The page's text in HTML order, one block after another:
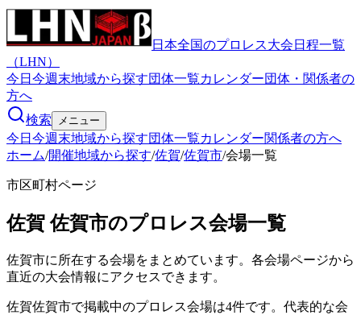
日本全国のプロレス大会日程一覧
（LHN）
今日 今週末地域から探す団体一覧カレンダー団体・関係者の
方へ
検索
メニュー
今日 今週末地域から探す団体一覧カレンダー関係者の方へ
ホーム/開催地域から探す/佐賀/佐賀市/会場一覧
市区町村ページ
佐賀 佐賀市のプロレス会場一覧
佐賀市に所在する会場をまとめています。各会場ページから
直近の大会情報にアクセスできます。
佐賀佐賀市で掲載中のプロレス会場は4件です。代表的な会